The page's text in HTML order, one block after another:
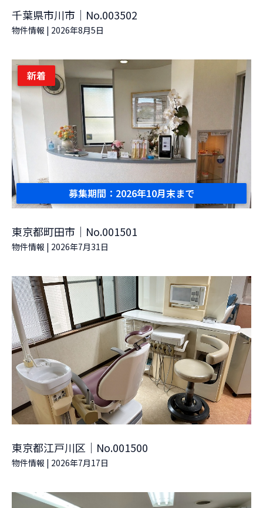
千葉県市川市｜No.003502
物件情報 | 2026年8月5日
新着
募集期間：2026年10月末まで
東京都町田市｜No.001501
物件情報 | 2026年7月31日
東京都江戸川区｜No.001500
物件情報 | 2026年7月17日